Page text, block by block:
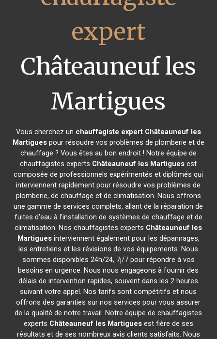
expert
Châteauneuf les
Martigues
Vous cherchez un chauffagiste expert Châteauneuf les
Martiguespour résoudre vos problèmes de plomberie et de
chauffage ? Vous êtes au bon endroit ! Notre équipe de
chauffagistes experts Châteauneuf les Martigues est
composée de professionnels expérimentés et diplômés qui
interviennent rapidement pour résoudre vos problèmes de
plomberie, de chauffage et de climatisation. Nous offrons
une gamme de services complets, allant de la réparation de
fuites d'eau à l'installation de systèmes de chauffage et de
climatisation. Nos chauffagistes experts Châteauneuf les
Martiguesinterviennent également pour les dépannages,
les entretiens et les révisions de vos équipements. Nous
sommes disponibles 24h/24, 7j/7 pour répondre à vos
besoins en urgence. Nous nous engageons à fournir des
délais de intervention rapides, souvent dans les 2 heures
suivant votre appel. Nos tarifs sont compétitifs et nous
offrons des garanties sur nos services pour vous assurer
de la qualité de notre travail. Notre équipe de chauffagistes
experts Châteauneuf les Martiguesest fière de ses
résultats et de ses nombreux avis clients satisfaits. Nous